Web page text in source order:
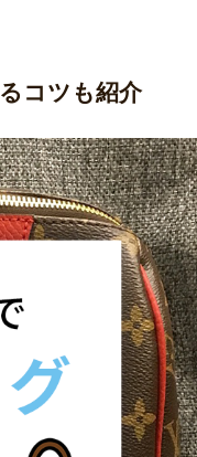
コツも紹介